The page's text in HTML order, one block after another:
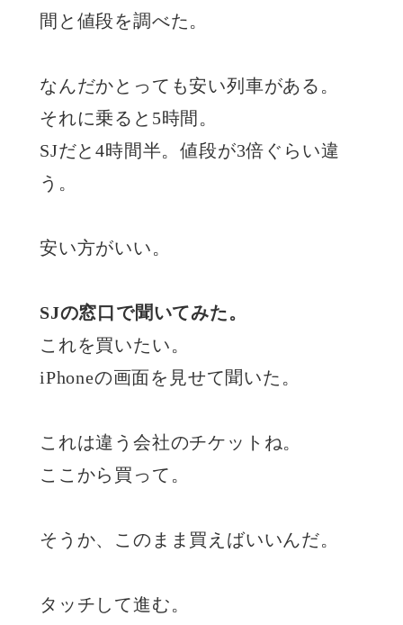
間と値段を調べた。
なんだかとっても安い列車がある。
それに乗ると5時間。
SJだと4時間半。値段が3倍ぐらい違
う。
安い方がいい。
SJの窓口で聞いてみた。
これを買いたい。
iPhoneの画面を見せて聞いた。
これは違う会社のチケットね。
ここから買って。
そうか、このまま買えばいいんだ。
タッチして進む。